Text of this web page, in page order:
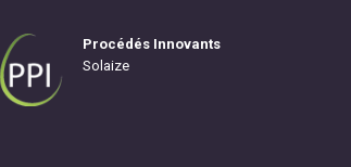
Procédés Innovants
Solaize